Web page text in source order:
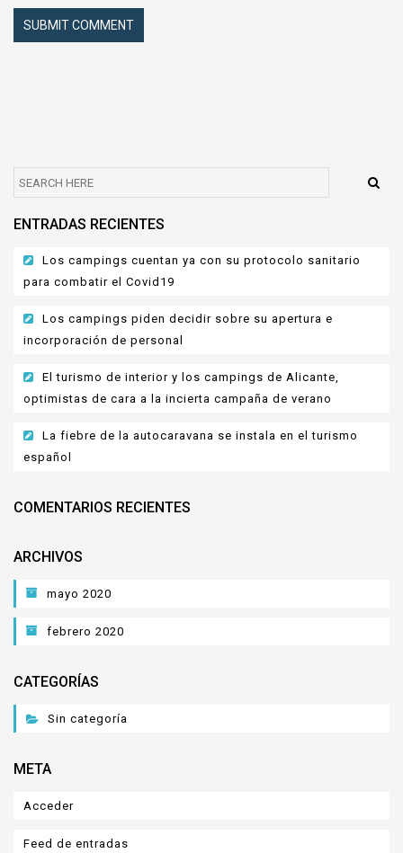
ENTRADAS RECIENTES
Los campings cuentan ya con su protocolo sanitario
para combatir el Covid19
Los campings piden decidir sobre su apertura e
incorporación de personal
El turismo de interior y los campings de Alicante,
optimistas de cara a la incierta campaña de verano
La fiebre de la autocaravana se instala en el turismo
español
COMENTARIOS RECIENTES
ARCHIVOS
mayo 2020
febrero 2020
CATEGORÍAS
Sin categoría
META
Acceder
Feed de entradas